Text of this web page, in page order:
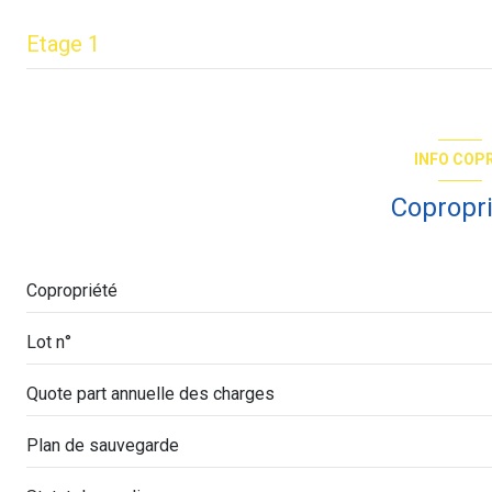
interphone
Etage 1
cuisine
WC
dressing
INFO
Copropriété
Lot n°
Quote part annuelle des charges
Plan de sauvegarde